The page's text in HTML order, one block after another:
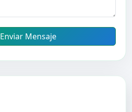
Enviar Mensaje